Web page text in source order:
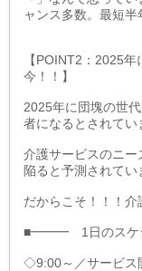
ャンス多数。最短半
【POINT2：2025
今！！】
2025年に団塊の世
者になるとされてい
介護サービスのニー
陥ると予測されてい
だからこそ！！！介
■━━━ 1日のス
◇9:00～／サービス